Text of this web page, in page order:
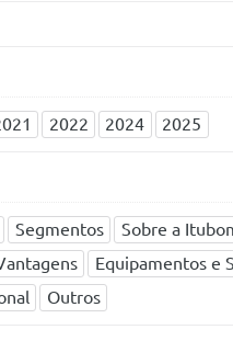
2022 2024 2025
Segmentos
Sobre a
Equipamentos e
Outros